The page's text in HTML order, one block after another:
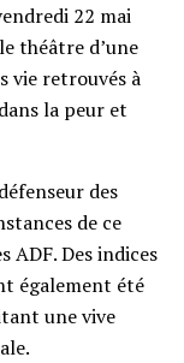
22 mai
théâtre d’une
vie retrouvés à
la peur et
des
de ce
ADF. Des indices
également été
une vive